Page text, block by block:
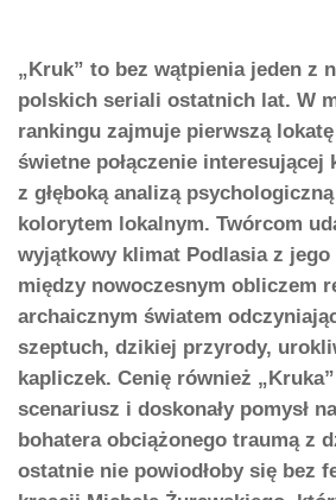
„Kruk” to bez wątpienia jeden z
polskich seriali ostatnich lat. W
rankingu zajmuje pierwszą
świetne połączenie
z głęboką analizą
kolorytem lokalnym. Twórcom
wyjątkowy klimat Podlasia z
między nowoczesnym obliczem
archaicznym światem
szeptuch, dzikiej przyrody,
kapliczek. Cenię również
scenariusz i doskonały pomysł
bohatera obciążonego traumą z
ostatnie nie powiodłoby się bez